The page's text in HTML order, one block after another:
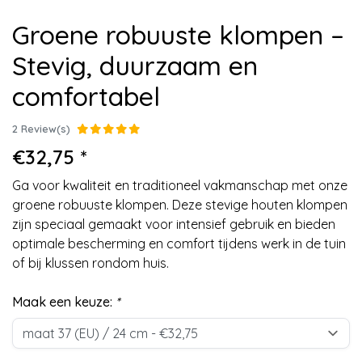
Groene robuuste klompen –
Stevig, duurzaam en
comfortabel
2 Review(s)
€32,75 *
Ga voor kwaliteit en traditioneel vakmanschap met onze
groene robuuste klompen. Deze stevige houten klompen
zijn speciaal gemaakt voor intensief gebruik en bieden
optimale bescherming en comfort tijdens werk in de tuin
of bij klussen rondom huis.
Maak een keuze: *